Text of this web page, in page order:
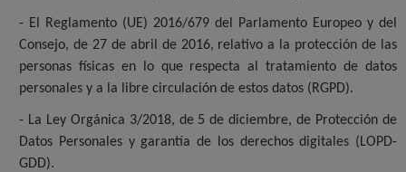
- El Reglamento (UE) 2016/679 del Parlamento Europeo y del
Consejo, de 27 de abril de 2016, relativo a la protección de las
personas físicas en lo que respecta al tratamiento de datos
personales y a la libre circulación de estos datos (RGPD).
- La Ley Orgánica 3/2018, de 5 de diciembre, de Protección de
Datos Personales y garantía de los derechos digitales (LOPD-
GDD).